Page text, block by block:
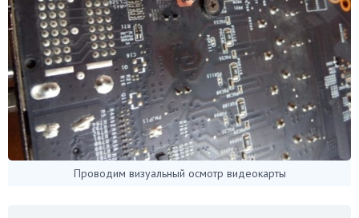
Проводим визуальный осмотр видеокарты